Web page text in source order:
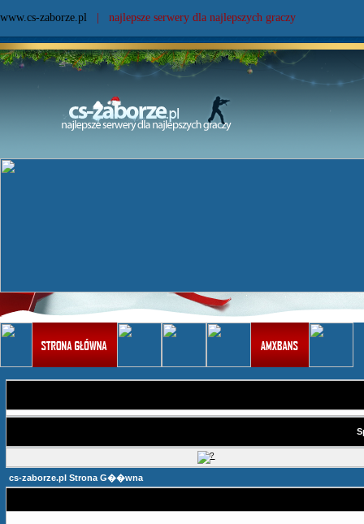
www.cs-zaborze.pl | najlepsze serwery dla najlepszych graczy
cs-zaborze.pl Strona G��wna